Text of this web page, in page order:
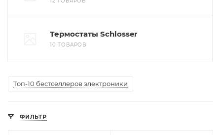
Термостаты Schlosser
10 ТОВАРОВ
Топ-10 бестселлеров электроники
ФИЛЬТР